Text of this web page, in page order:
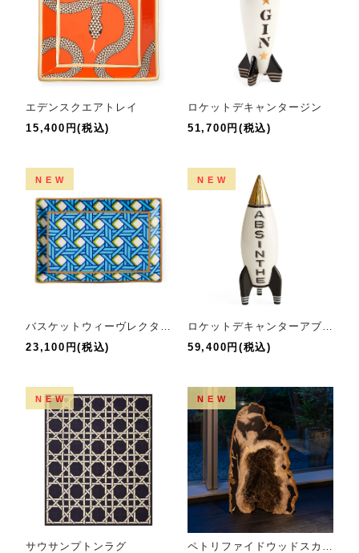
エデンスクエアトレイ
15,400円(税込)
ロケットデキャンタージン
51,700円(税込)
NEW
バスケットウィーヴレクタングルトレイ
23,100円(税込)
NEW
ロケットデキャンターアブサン
59,400円(税込)
NEW
サウサンプトンラグ
NEW
ペトリファイドウッドスカルプチャー